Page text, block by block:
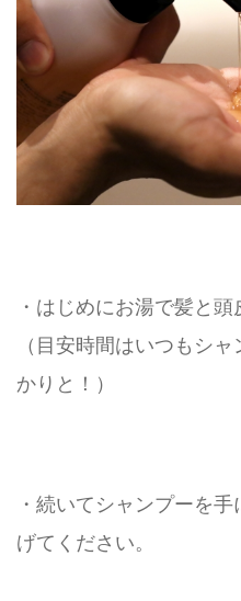
・はじめにお湯で髪と頭
（目安時間はいつもシ
かりと！）
・続いてシャンプーを
げてください。